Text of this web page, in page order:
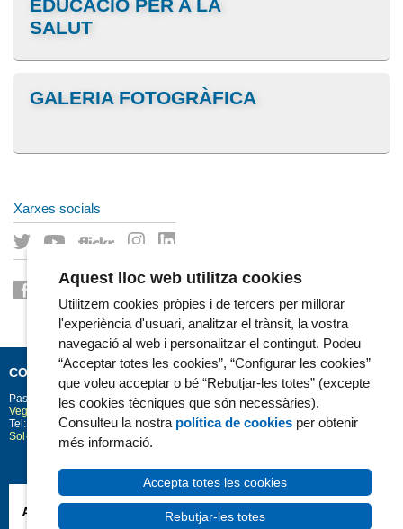
EDUCACIÓ PER A LA
SALUT
GALERIA FOTOGRÀFICA
Xarxes socials
CONTACTE
Passeig Marítim 25-29 Barcelona 08003
Vegeu la situació a Google Maps
Tel: 93 248 30 00 · Fax: 93 248 32 54
Sol·licitud d'informació
Aquest lloc web utilitza cookies
Utilitzem cookies pròpies i de tercers per millorar
l'experiència d'usuari, analitzar el trànsit, la vostra
navegació al web i personalitzar el contingut. Podeu
“Acceptar totes les cookies”, “Configurar les cookies”
que voleu acceptar o bé “Rebutjar-les totes” (excepte
les cookies tècniques que són necessàries).
Consulteu la nostra política de cookies per obtenir
més informació.
Accepta totes les cookies
Rebutjar-les totes